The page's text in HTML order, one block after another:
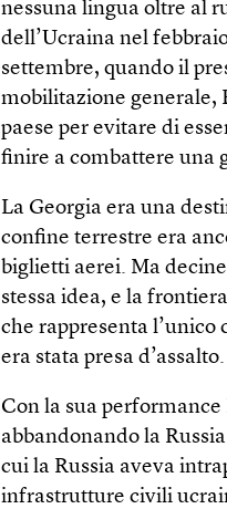
nessuna lingua oltre al
dell’Ucraina nel
settembre, quando il
mobilitazione generale,
paese per evitare di
finire a combattere una
La Georgia era una
confine terrestre era
biglietti aerei. Ma
stessa idea, e la
che rappresenta l’unico
era stata presa d’assalto.
Con la sua
abbandonando la
cui la Russia aveva
infrastrutture civili